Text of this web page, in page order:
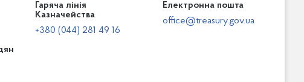
Гаряча лінія
Казначейства
+380 (044) 281 49 16
Електронна пошта
office@treasury.gov.ua